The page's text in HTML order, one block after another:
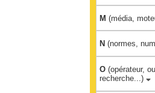
M (média,
N (normes,
O(opérateur,
recherche...)